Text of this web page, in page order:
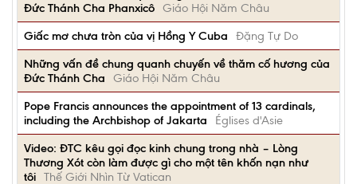
Đức Thánh Cha Phanxicô Giáo Hội Năm Châu
Giấc mơ chưa tròn của vị Hồng Y Cuba
Đặng Tự Do
Những vấn đề chung quanh chuyến về thăm cố hương của
Đức Thánh Cha
Giáo Hội Năm Châu
Pope Francis announces the appointment of 13 cardinals,
including the Archbishop of Jakarta
Églises d'Asie
Video: ĐTC kêu gọi đọc kinh chung trong nhà – Lòng
Thương Xót còn làm được gì cho một tên khốn nạn như
tôi Thế Giới Nhìn Từ Vatican